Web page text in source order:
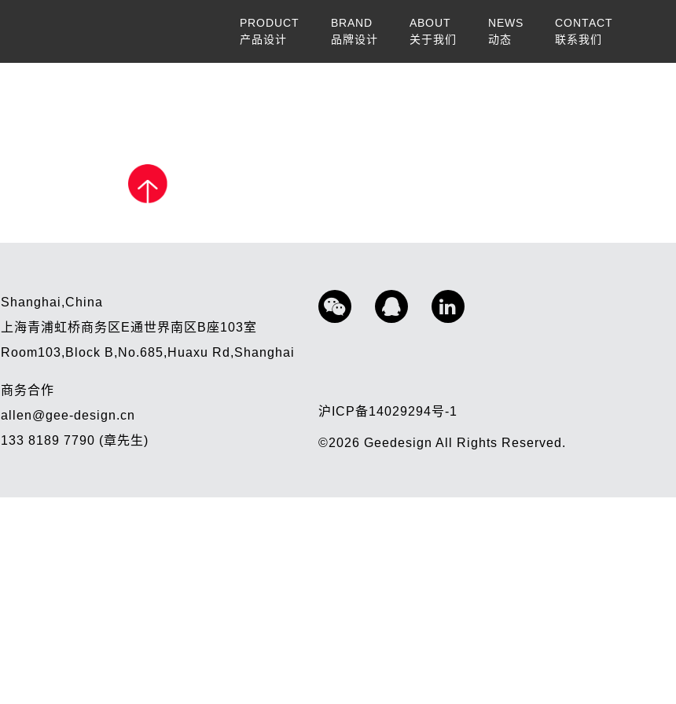
PRODUCT
产品设计
BRAND
品牌设计
ABOUT
关于我们
NEWS
动态
CONTACT
联系我们
Shanghai,China
上海青浦虹桥商务区E通世界南区B座103室
Room103,Block B,No.685,Huaxu Rd,Shanghai
商务合作
allen@gee-design.cn
133 8189 7790 (章先生)
沪ICP备14029294号-1
©2026GeedesignAll Rights Reserved.